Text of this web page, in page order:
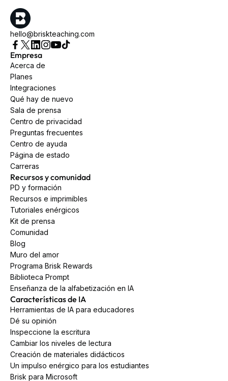
hello@briskteaching.com
Empresa
Acerca de
Planes
Integraciones
Qué hay de nuevo
Sala de prensa
Centro de privacidad
Preguntas frecuentes
Centro de ayuda
Página de estado
Carreras
Recursos y comunidad
PD y formación
Recursos e imprimibles
Tutoriales enérgicos
Kit de prensa
Comunidad
Blog
Muro del amor
Programa Brisk Rewards
Biblioteca Prompt
Enseñanza de la alfabetización en IA
Características de IA
Herramientas de IA para educadores
Dé su opinión
Inspeccione la escritura
Cambiar los niveles de lectura
Creación de materiales didácticos
Un impulso enérgico para los estudiantes
Brisk para Microsoft